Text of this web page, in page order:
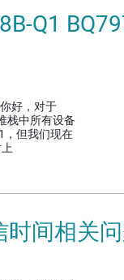
Q1
好，对于
栈中所有设备
，但我们现在
时间相关